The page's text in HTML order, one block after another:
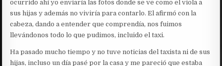
ocurrido ahí yo enviaría las fotos donde se ve como el viola a
sus hijas y además no viviría para contarlo. El afirmó con la
cabeza, dando a entender que comprendía, nos fuimos
llevándonos todo lo que pudimos, incluido el taxi.
Ha pasado mucho tiempo y no tuve noticias del taxista ni de sus
hijas, incluso un día pasé por la casa y me pareció que estaba